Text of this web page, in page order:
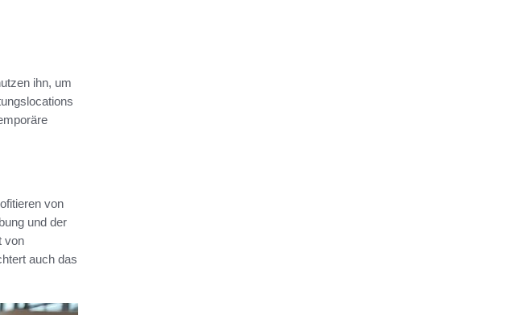
ihn, um
von
und der
von
auch das